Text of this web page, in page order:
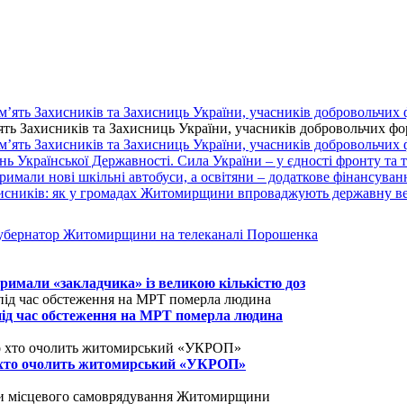
Захисників та Захисниць України, учасників добровольчих
Житомирщини на телеканалі Порошенка
«закладчика» із великою кількістю доз
час обстеження на МРТ померла людина
хто очолить житомирський «УКРОП»